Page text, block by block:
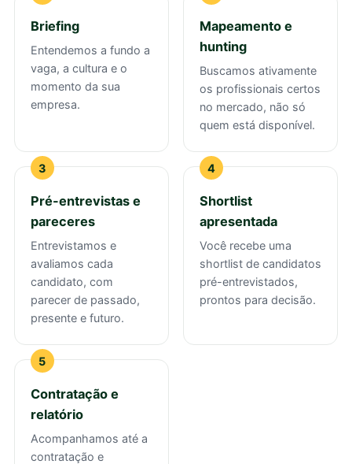
Briefing
Entendemos a fundo a
vaga, a cultura e o
momento da sua
empresa.
Mapeamento e
hunting
Buscamos ativamente
os profissionais certos
no mercado, não só
quem está disponível.
Pré-entrevistas e
pareceres
Entrevistamos e
avaliamos cada
candidato, com
parecer de passado,
presente e futuro.
Shortlist
apresentada
Você recebe uma
shortlist de candidatos
pré-entrevistados,
prontos para decisão.
Contratação e
relatório
Acompanhamos até a
contratação e